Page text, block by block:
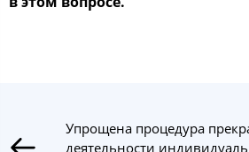
Упрощена процедура
деятельности